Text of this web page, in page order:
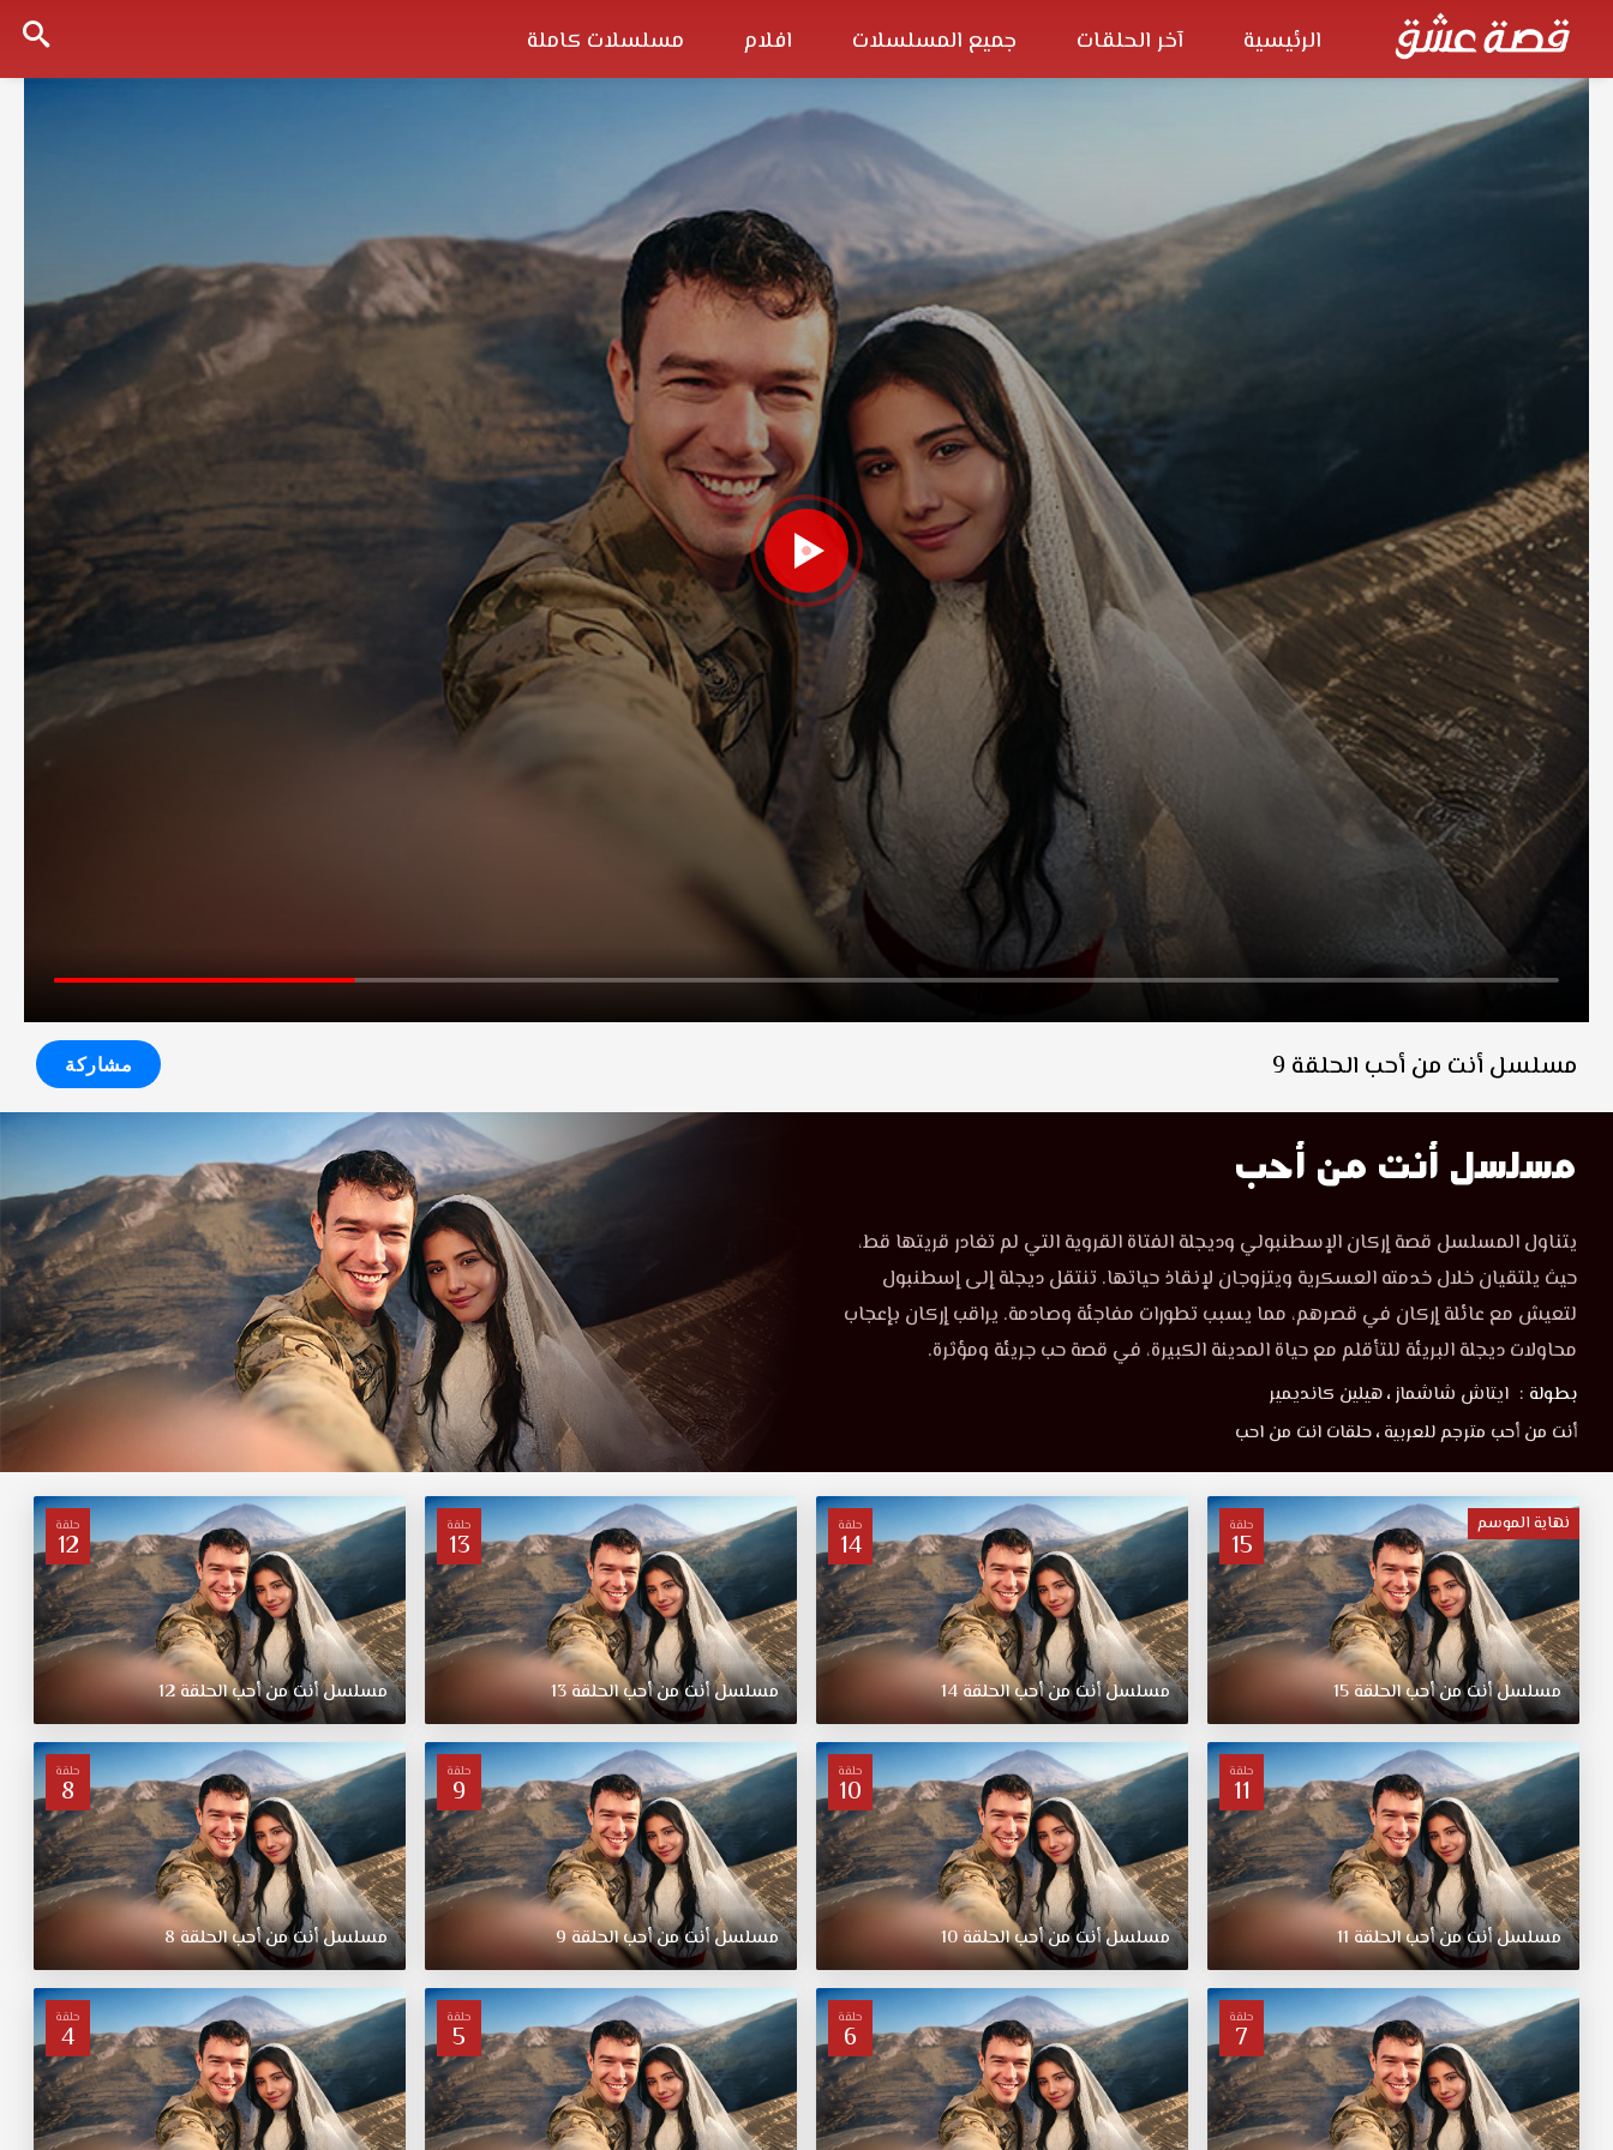
الرئيسية آخر الحلقات جميع المسلسلات افلام مسلسلات كاملة
مسلسل أنت من أحب الحلقة 9 مشاركة
مسلسل أنت من أحب
يتناول المسلسل قصة إركان الإسطنبولي وديجلة الفتاة القروية التي لم تغادر قريتها قط،
حيث يلتقيان خلال خدمته العسكرية ويتزوجان لإنقاذ حياتها. تنتقل ديجلة إلى إسطنبول
لتعيش مع عائلة إركان في قصرهم، مما يسبب تطورات مفاجئة وصادمة. يراقب إركان بإعجاب
محاولات ديجلة البريئة للتأقلم مع حياة المدينة الكبيرة، في قصة حب جريئة ومؤثرة.
بطولة : ايتاش شاشماز ،هيلين كانديمير
أنت من أحب مترجم للعربية ،حلقات انت من احب
نهاية الموسم حلقة
15
مسلسل أنت من أحب الحلقة 15
حلقة
14
مسلسل أنت من أحب الحلقة 14
حلقة
13
مسلسل أنت من أحب الحلقة 13
حلقة
12
مسلسل أنت من أحب الحلقة 12
حلقة
11
مسلسل أنت من أحب الحلقة 11
حلقة
10
مسلسل أنت من أحب الحلقة 10
حلقة
9
مسلسل أنت من أحب الحلقة 9
حلقة
8
مسلسل أنت من أحب الحلقة 8
حلقة
7
حلقة
6
حلقة
5
حلقة
4